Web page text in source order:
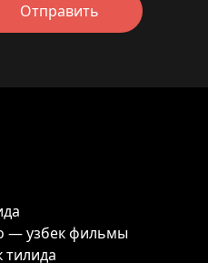
Отправить
— узбек фильмы
тилида